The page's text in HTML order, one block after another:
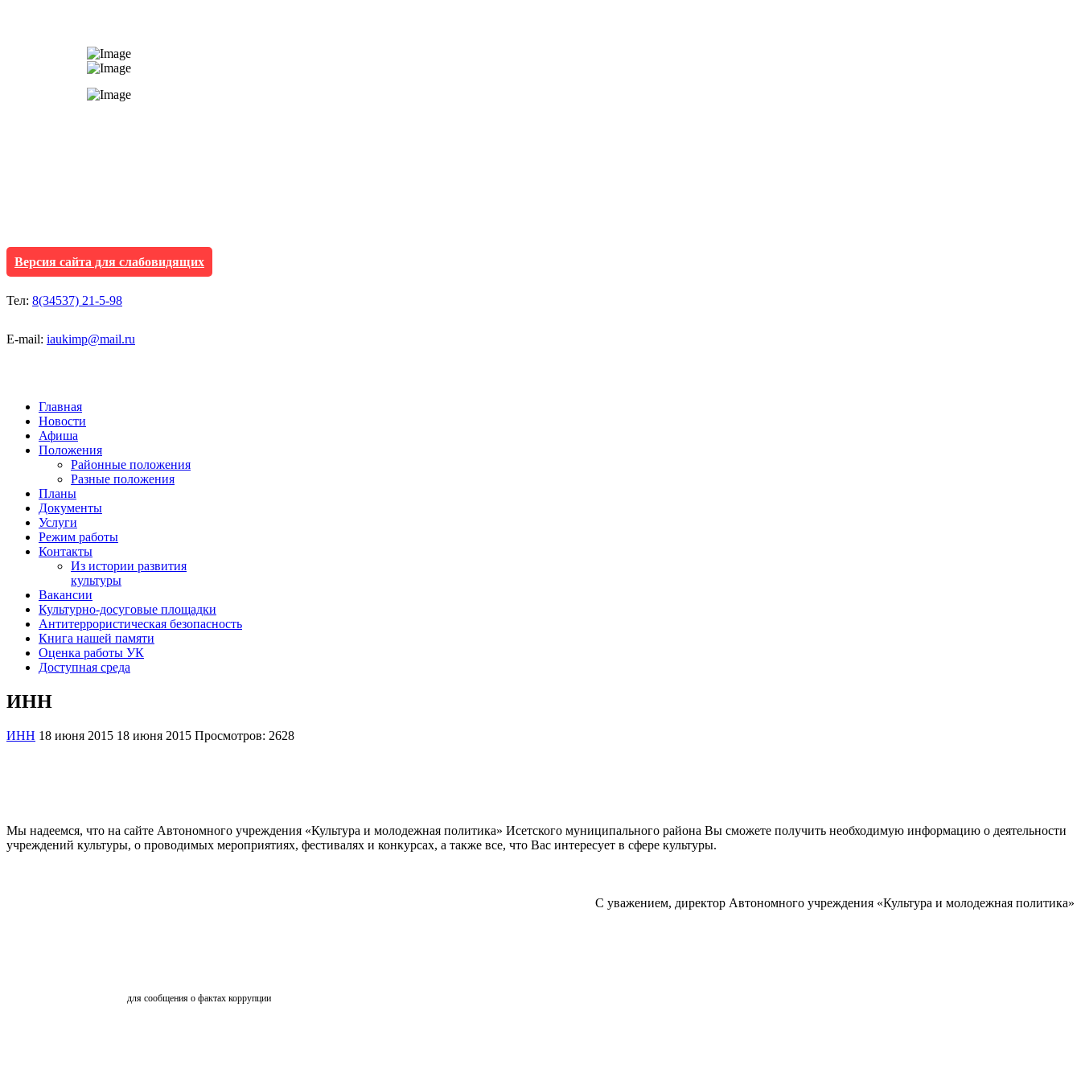
Версия сайта для слабовидящих
Тел: 8(34537) 21-5-98
E-mail: iaukimp@mail.ru
Главная
Новости
Афиша
Положения
Районные положения
Разные положения
Планы
Документы
Услуги
Режим работы
Контакты
Из истории развития
культуры
Вакансии
Культурно-досуговые площадки
Антитеррористическая безопасность
Книга нашей памяти
Оценка работы УК
Доступная среда
ИНН
ИНН 18 июня 2015 18 июня 2015 Просмотров: 2628
Мы надеемся, что на сайте Автономного учреждения «Культура и молодежная политика» Исетского муниципального района Вы сможете получить необходимую информацию о деятельности
учреждений культуры, о проводимых мероприятиях, фестивалях и конкурсах, а также все, что Вас интересует в сфере культуры.
С уважением, директор Автономного учреждения «Культура и молодежная политика»
для сообщения о фактах коррупции